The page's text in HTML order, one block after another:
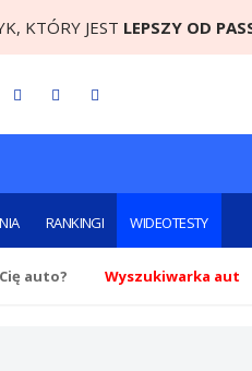
KTÓRY JEST LEPSZY OD
RANKINGI WIDEOTESTY
auto? Wyszukiwarka aut